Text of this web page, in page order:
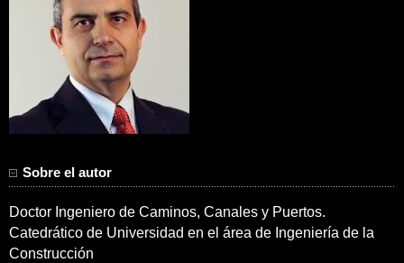
Sobre el autor
Doctor Ingeniero de Caminos, Canales y Puertos.
Catedrático de Universidad en el área de Ingeniería de la
Construcción